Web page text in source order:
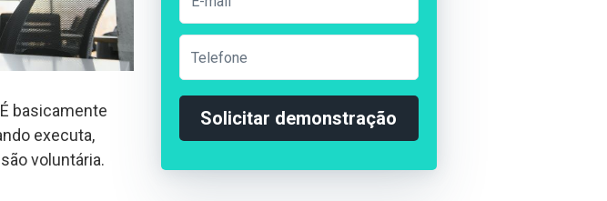
basicamente
executa,
voluntária.
Solicitar demonstração